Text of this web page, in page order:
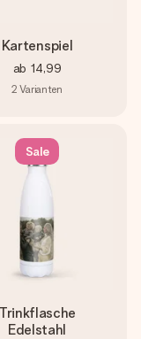
Kartenspiel
ab 14,99
2 Varianten
Sale
Trinkflasche
Edelstahl